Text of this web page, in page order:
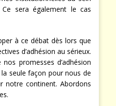
Ce sera également le cas
à ce débat dès lors que
d’adhésion au sérieux.
promesses d’adhésion
la seule façon pour nous de
notre continent. Abordons